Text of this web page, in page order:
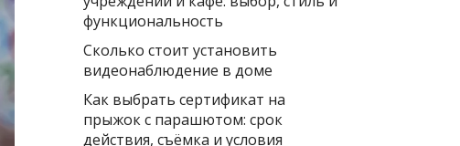
функциональность
Сколько стоит установить
видеонаблюдение в доме
Как выбрать сертификат на
прыжок с парашютом: срок
действия, съёмка и условия